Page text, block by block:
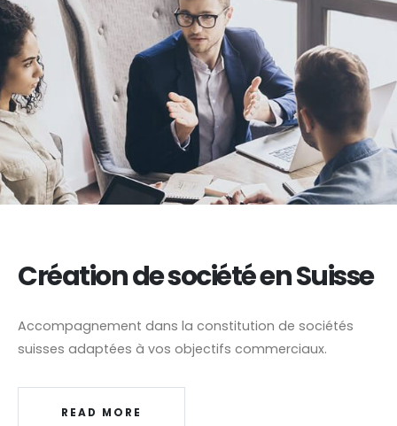
Création de société en Suisse
Accompagnement dans la constitution de sociétés
suisses adaptées à vos objectifs commerciaux.
READ MORE